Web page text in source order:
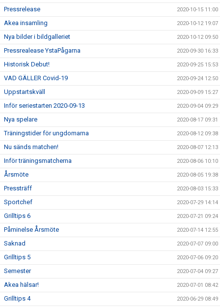
Pressrelease 2020-10-15 11:00
Akea insamling 2020-10-12 19:07
Nya bilder i bildgalleriet 2020-10-12 09:50
Pressrealease YstaPågarna 2020-09-30 16:33
Historisk Debut! 2020-09-25 15:53
VAD GÄLLER Covid-19 2020-09-24 12:50
Uppstartskväll 2020-09-09 15:27
Inför seriestarten 2020-09-13 2020-09-04 09:29
Nya spelare 2020-08-17 09:31
Träningstider för ungdomarna 2020-08-12 09:38
Nu sänds matchen! 2020-08-07 12:13
Inför träningsmatcherna 2020-08-06 10:10
Årsmöte 2020-08-05 19:38
Pressträff 2020-08-03 15:33
Sportchef 2020-07-29 14:14
Grilltips 6 2020-07-21 09:24
Påminelse Årsmöte 2020-07-14 12:55
Saknad 2020-07-07 09:00
Grilltips 5 2020-07-06 09:20
Semester 2020-07-04 09:27
Akea hälsar! 2020-07-01 08:42
Grilltips 4 2020-06-29 08:49